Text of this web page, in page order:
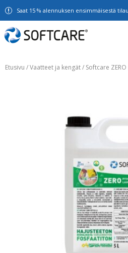
Saat 15 % alennuksen ensimmäisestä
Etusivu /Vaatteet ja kengät/ Softcare